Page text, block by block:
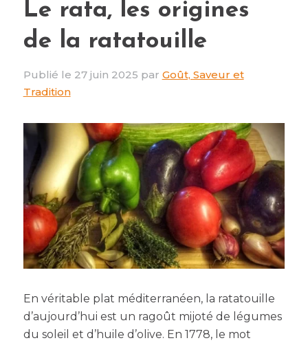
Le rata, les origines
de la ratatouille
Publié le 27 juin 2025 par Goût, Saveur et
Tradition
En véritable plat méditerranéen, la ratatouille
d’aujourd’hui est un ragoût mijoté de légumes
du soleil et d’huile d’olive. En 1778, le mot